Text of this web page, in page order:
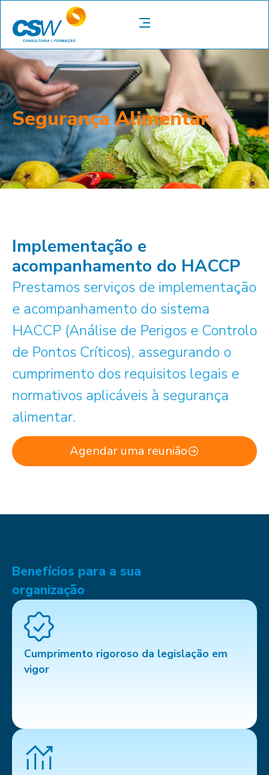
Segurança Alimentar
Implementação e
acompanhamento do HACCP
Prestamos serviços de implementação
e acompanhamento do sistema
HACCP (Análise de Perigos e Controlo
de Pontos Críticos), assegurando o
cumprimento dos requisitos legais e
normativos aplicáveis à segurança
alimentar.
Agendar uma reunião
Benefícios para a sua
organização
Cumprimento rigoroso da legislação em
vigor